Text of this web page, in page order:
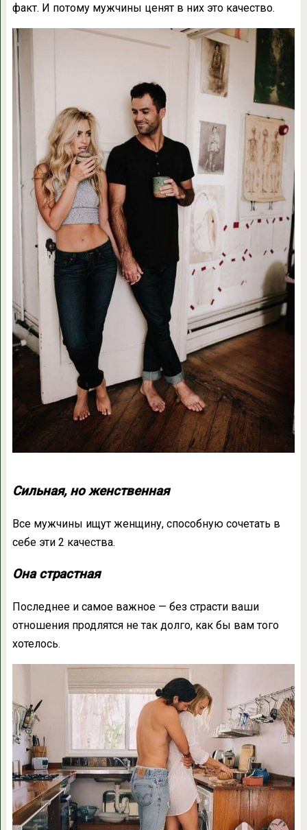
факт. И потому мужчины ценят в них это качество.
Сильная, но женственная
Все мужчины ищут женщину, способную сочетать в
себе эти 2 качества.
Она страстная
Последнее и самое важное — без страсти ваши
отношения продлятся не так долго, как бы вам того
хотелось.